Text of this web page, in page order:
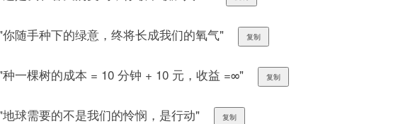
随手种下的绿意，终将长成我们的氧气" 复制
一棵树的成本 = 10 分钟 + 10 元，收益 =∞" 复制
球需要的不是我们的怜悯，是行动" 复制